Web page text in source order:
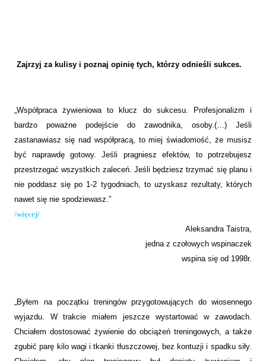
Zajrzyj za kulisy i poznaj opinię tych, którzy odnieśli sukces.
„Współpraca żywieniowa to klucz do sukcesu. Profesjonalizm i
bardzo poważne podejście do zawodnika, osoby.(…) Jeśli
zastanawiasz się nad współpracą, to miej świadomość, że musisz
być naprawdę gotowy. Jeśli pragniesz efektów, to potrzebujesz
przestrzegać wszystkich zaleceń. Jeśli będziesz trzymać się planu i
nie poddasz się po 1-2 tygodniach, to uzyskasz rezultaty, których
nawet się nie spodziewasz.”
/więcej/
Aleksandra Taistra,
jedna z czołowych wspinaczek
wspina się od 1998r.
„Byłem na początku treningów przygotowujących do wiosennego
wyjazdu. W trakcie miałem jeszcze wystartować w zawodach.
Chciałem dostosować żywienie do obciążeń treningowych, a także
zgubić parę kilo wagi i tkanki tłuszczowej, bez kontuzji i spadku siły.